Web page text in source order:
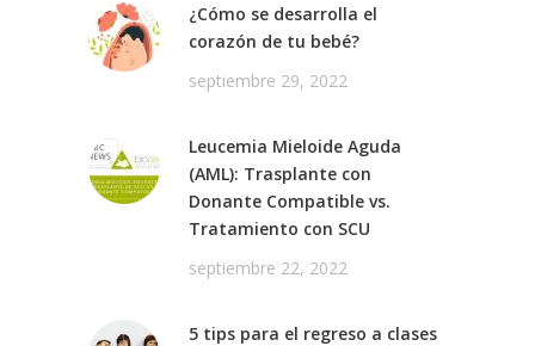
¿Cómo se desarrolla el
corazón de tu bebé?
septiembre 29, 2022
Leucemia Mieloide Aguda
(AML): Trasplante con
Donante Compatible vs.
Tratamiento con SCU
septiembre 22, 2022
5 tips para el regreso a clases